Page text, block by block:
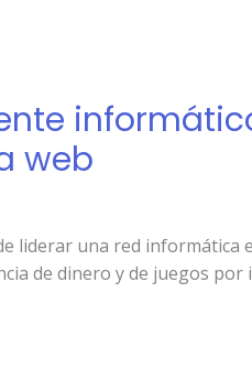
web
liderar una red
de dinero y de juegos por